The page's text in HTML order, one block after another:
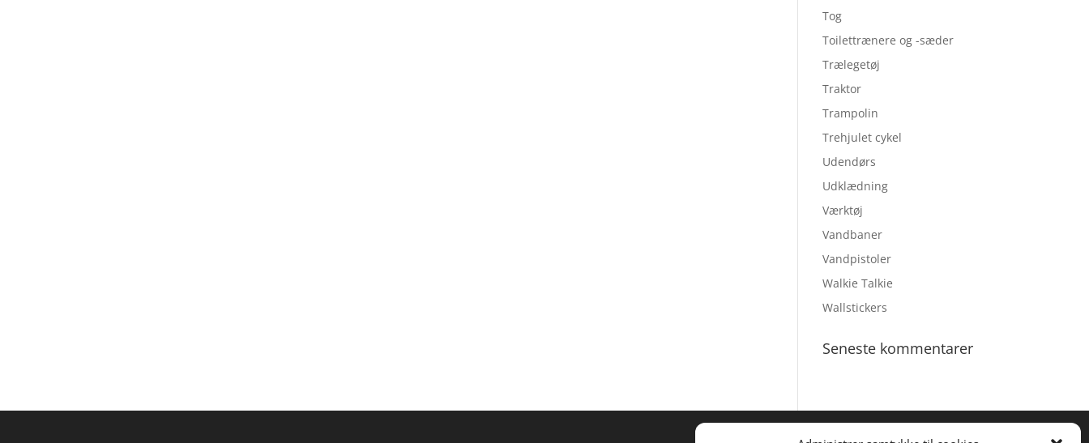
Tog
Toilettrænere og -sæder
Trælegetøj
Traktor
Trampolin
Trehjulet cykel
Udendørs
Udklædning
Værktøj
Vandbaner
Vandpistoler
Walkie Talkie
Wallstickers
Seneste kommentarer